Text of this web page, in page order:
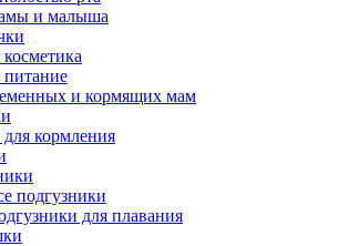
и малыша
косметика
питание
и кормящих мам
кормления
подгузники
для плавания